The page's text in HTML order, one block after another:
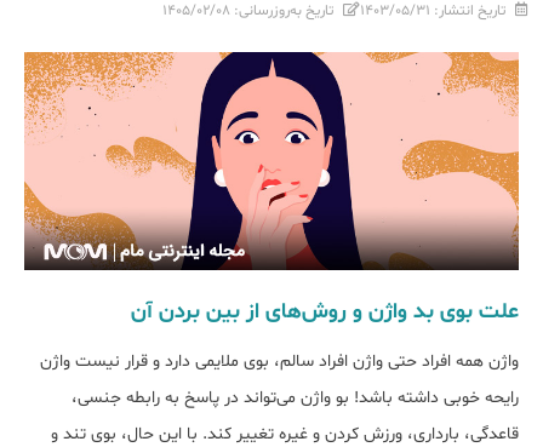
تاریخ انتشار: ۱۴۰۳/۰۵/۳۱ تاریخ به‌روزرسانی: ۱۴۰۵/۰۲/۰۸
علت بوی بد واژن و روش‌های از بین بردن آن
واژن همه افراد حتی واژن افراد سالم، بوی ملایمی دارد و قرار نیست واژن
رایحه خوبی داشته باشد! بو واژن می‌تواند در پاسخ به رابطه جنسی،
قاعدگی، بارداری، ورزش کردن و غیره تغییر کند. با این حال، بوی تند و